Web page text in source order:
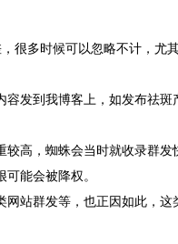
很多时候可以忽略不计，尤
发到我博客上，如发布祛
高，蜘蛛会当时就收录群
能会被降权。
站群发等，也正因如此，